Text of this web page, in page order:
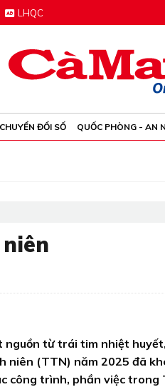
LHQC
CHUYỂN ĐỔI SỐ QUỐC PHÒNG - AN
từ trái tim nhiệt
(TTN) năm 2025 đã
công trình, phần việc trong